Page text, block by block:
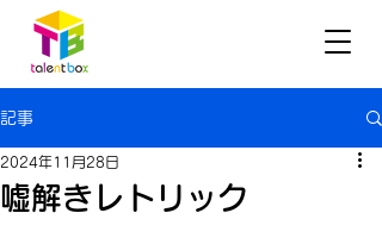
記事
嘘解きレトリック
2024年11月28日